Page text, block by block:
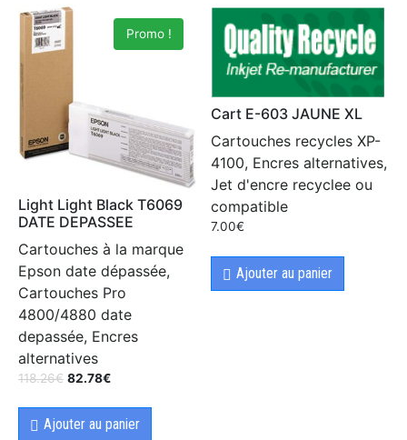
Promo !
Light Light Black T6069
DATE DEPASSEE
Cartouches à la marque
Epson date dépassée,
Cartouches Pro
4800/4880 date
depassée, Encres
alternatives
118.26€ 82.78€
Ajouter au panier
Cart E-603 JAUNE XL
Cartouches recycles XP-
4100, Encres alternatives,
Jet d'encre recyclee ou
compatible
7.00€
Ajouter au panier